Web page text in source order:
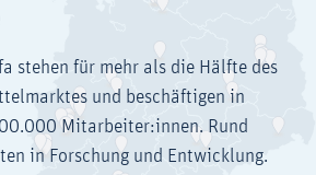
stehen für mehr als die Hälfte des
und beschäftigen in
Mitarbeiter:innen. Rund
in Forschung und Entwicklung.